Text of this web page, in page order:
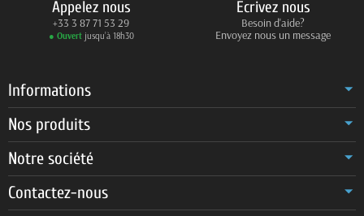
Appelez nous
+33 3 87 71 53 29
● Ouvertjusqu’à 18h30
Ecrivez nous
Besoin d'aide?
Envoyez nous un message
Informations
Nos produits
Notre société
Contactez-nous